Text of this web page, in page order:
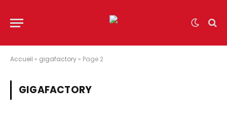
Accueil » gigafactory » Page 2
GIGAFACTORY